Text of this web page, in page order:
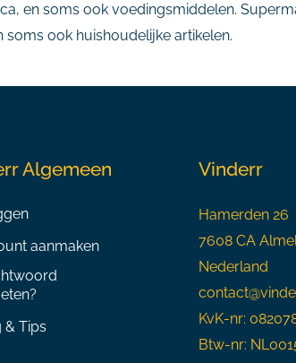
en soms ook voedingsmiddelen.
ook huishoudelijke artikelen.
Algemeen
aanmaken
& Tips
Vinderr
Hamerden 26
7608 CA
Nederland
KvK-nr:
Btw-nr: